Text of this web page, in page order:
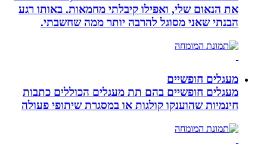
את הנאום שלי, ואפילו קיבלתי מחמאות. באותו רגע
הבנתי שאני מסוגל להרבה יותר ממה שחשבתי.
מעגלים חופשיים
מעגלים חופשיים בהם תת מעגלים הכוללים כתבות
חינמיות שהוענקו קולגות או במסגרת שיתופי פעולה